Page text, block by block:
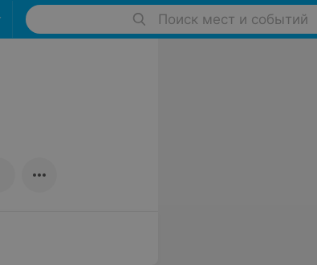
Поиск мест и событий